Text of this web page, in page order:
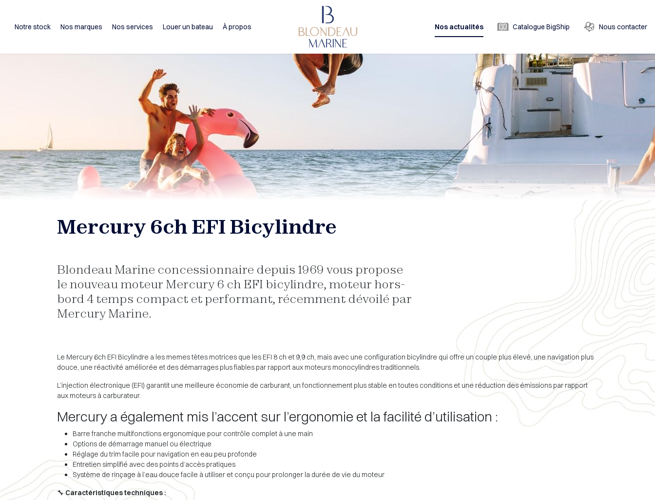
Notre stock Nos marques Nos services Louer un bateau À propos Nos actualités Catalogue BigShip Nous contacter
Mercury 6ch EFI Bicylindre
Blondeau Marine concessionnaire depuis 1969 vous propose
le nouveau moteur Mercury 6 ch EFI bicylindre, moteur hors-
bord 4 temps compact et performant, récemment dévoilé par
Mercury Marine.
Le Mercury 6ch EFI Bicylindre a les memes tètes motrices que les EFI 8 ch et 9,9 ch, mais avec une configuration bicylindre qui offre un couple plus élevé, une navigation plus
douce, une réactivité améliorée et des démarrages plus fiables par rapport aux moteurs monocylindres traditionnels.
L’injection électronique (EFI) garantit une meilleure économie de carburant, un fonctionnement plus stable en toutes conditions et une réduction des émissions par rapport
aux moteurs à carburateur.
Mercury a également mis l’accent sur l’ergonomie et la facilité d’utilisation :
Barre franche multifonctions ergonomique pour contrôle complet à une main
Options de démarrage manuel ou électrique
Réglage du trim facile pour navigation en eau peu profonde
Entretien simplifié avec des points d’accès pratiques
Système de rinçage à l’eau douce facile à utiliser et conçu pour prolonger la durée de vie du moteur
🔧Caractéristiques techniques :